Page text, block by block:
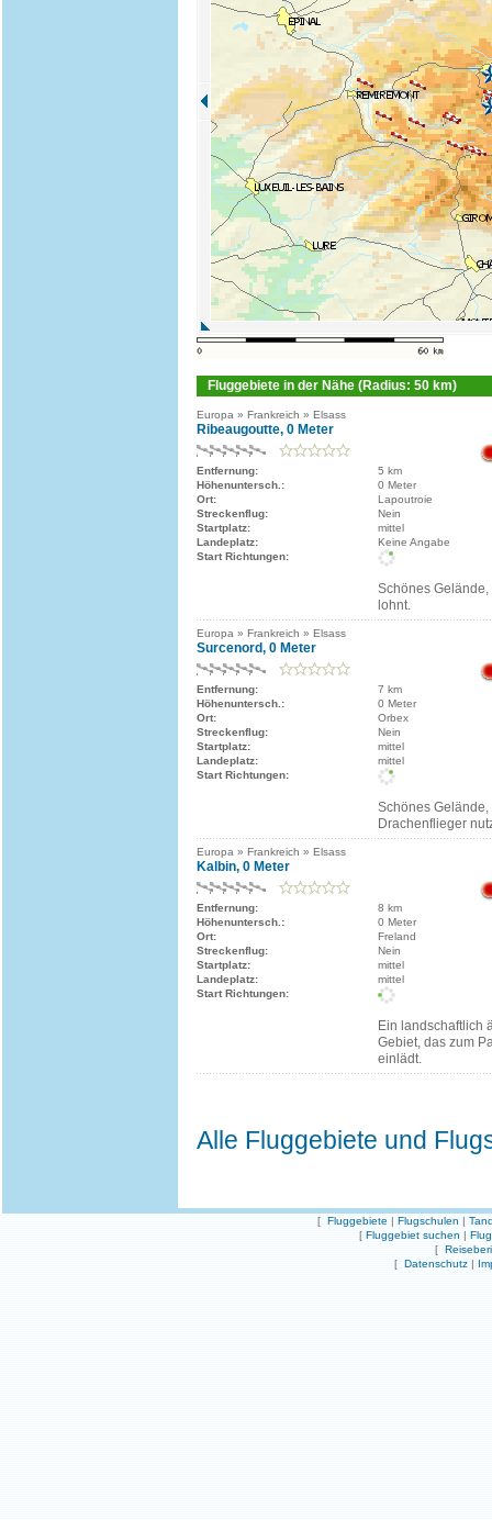
Fluggebiete in der Nähe (Radius: 50 km)
Europa » Frankreich » Elsass
Ribeaugoutte, 0 Meter
Entfernung:
5 km
Höhenuntersch.:
0 Meter
Ort:
Lapoutroie
Streckenflug:
Nein
Startplatz:
mittel
Landeplatz:
Keine Angabe
Start Richtungen:
Schönes
lohnt.
Europa » Frankreich » Elsass
Surcenord, 0 Meter
Entfernung:
7 km
Höhenuntersch.:
0 Meter
Ort:
Orbex
Streckenflug:
Nein
Startplatz:
mittel
Landeplatz:
mittel
Start Richtungen:
Schönes Gelände,
Drachenflieger
Europa » Frankreich » Elsass
Kalbin, 0 Meter
Entfernung:
8 km
Höhenuntersch.:
0 Meter
Ort:
Freland
Streckenflug:
Nein
Startplatz:
mittel
Landeplatz:
mittel
Start Richtungen:
Ein landschaftlich
Gebiet, das zum
einlädt.
Alle Fluggebiete und
[ Fluggebiete | Flugschulen |
[ Fluggebiet suchen |
[
[ Datenschutz |